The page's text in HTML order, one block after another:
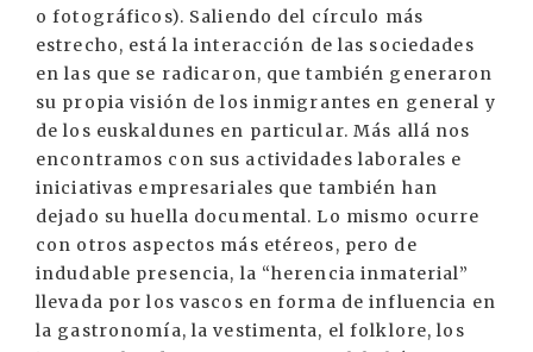
o fotográficos). Saliendo del círculo más
estrecho, está la interacción de las sociedades
en las que se radicaron, que también generaron
su propia visión de los inmigrantes en general y
de los euskaldunes en particular. Más allá nos
encontramos con sus actividades laborales e
iniciativas empresariales que también han
dejado su huella documental. Lo mismo ocurre
con otros aspectos más etéreos, pero de
indudable presencia, la “herencia inmaterial”
llevada por los vascos en forma de influencia en
la gastronomía, la vestimenta, el folklore, los